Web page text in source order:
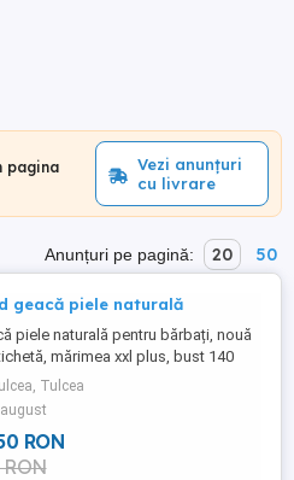
pagina
Vezi anunțuri
cu livrare
Anunțuri pe pagină: 20 50
geacă piele naturală
piele naturală pentru bărbați, nouă
mărimea xxl plus, bust 140
Tulcea
RON